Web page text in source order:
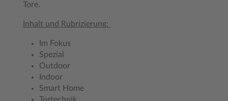
Tore.
Inhalt und Rubrizierung:
Im Fokus
Spezial
Outdoor
Indoor
Smart Home